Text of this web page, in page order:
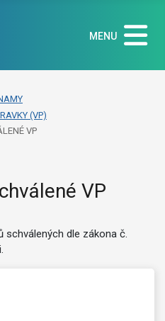
MENU
(VP)
VP
VP
schválených dle zákona č.